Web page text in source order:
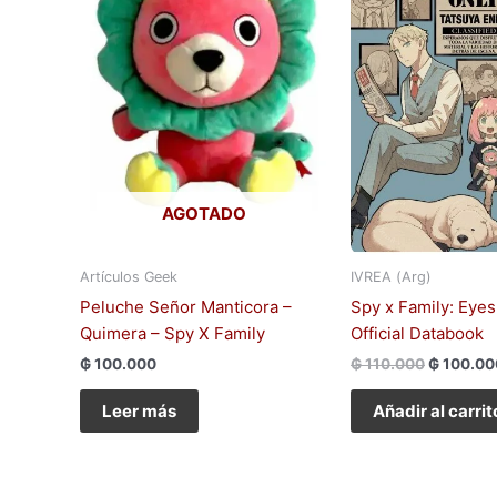
AGOTADO
Artículos Geek
Peluche Señor Manticora –
Quimera – Spy X Family
₲100.000
Leer más
IVREA (Arg)
Spy x Family:
Official Databook
₲110.000₲
Añadir al